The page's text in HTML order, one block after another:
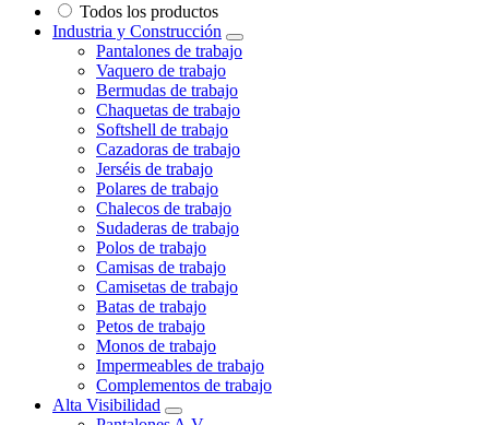
Todos los productos
Industria y Construcción
Pantalones de trabajo
Vaquero de trabajo
Bermudas de trabajo
Chaquetas de trabajo
Softshell de trabajo
Cazadoras de trabajo
Jerséis de trabajo
Polares de trabajo
Chalecos de trabajo
Sudaderas de trabajo
Polos de trabajo
Camisas de trabajo
Camisetas de trabajo
Batas de trabajo
Petos de trabajo
Monos de trabajo
Impermeables de trabajo
Complementos de trabajo
Alta Visibilidad